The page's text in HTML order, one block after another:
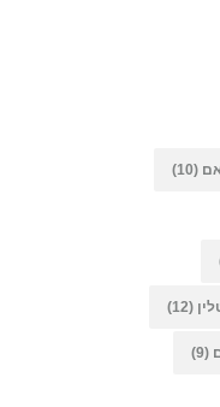
(10)
(12)
(9)